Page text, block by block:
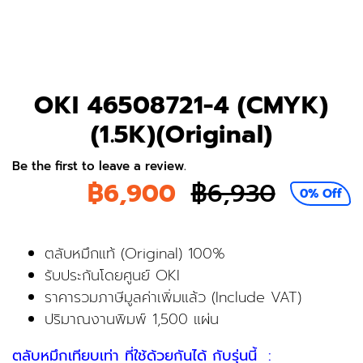
OKI 46508721-4 (CMYK)
(1.5K)(Original)
Be the first to leave a review.
฿6,930
was:
฿6,900
Current
is:
0% Off
ตลับหมึกแท้ (Original) 100%
รับประกันโดยศูนย์ OKI
ราคารวมภาษีมูลค่าเพิ่มแล้ว (Include VAT)
ปริมาณงานพิมพ์ 1,500 แผ่น
ตลับหมึกเทียบเท่า ที่ใช้ด้วยกันได้ กับรุ่นนี้ :